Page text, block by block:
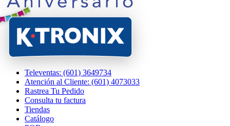
Televentas: (601) 3649734
Atención al Cliente: (601) 4073033
Rastrea Tu Pedido
Consulta tu factura
Tiendas
Catálogo